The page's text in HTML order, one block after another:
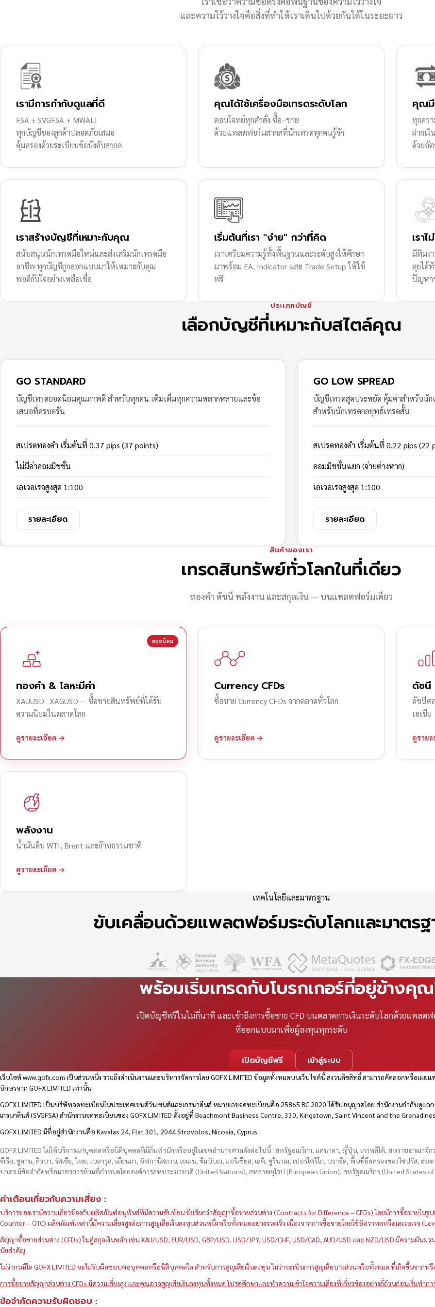
และความไว้วางใจคือสิ่งที่ทำให้เราเดินไปด้วยกันได้ในระยะยาว
เรามีการกำกับดูแลที่ดี
FSA + SVGFSA + MWALI
ทุกบัญชีของลูกค้าปลอดภัยเสมอ
คุ้มครองด้วยระเบียบข้อบังคับสากล
คุณได้ใช้เครื่องมือเทรดระดับโลก
ตอบโจทย์ทุกคำสั่ง ซื้อ–ขาย
ด้วยแพลตฟอร์มสากลที่นักเทรดทุกคนรู้จัก
คุณมี
ทุกควา
ฝากเงิ
ด้วยอั
เราสร้างบัญชีที่เหมาะกับคุณ
สนับสนุนนักเทรดมือใหม่และส่งเสริมนักเทรดมือ
อาชีพ ทุกบัญชีถูกออกแบบมาให้เหมาะกับคุณ
พอดีกับใจอย่างเหลือเชื่อ
เริ่มต้นที่เรา "ง่าย" กว่าที่คิด
เราเตรียมความรู้ทั้งพื้นฐานและระดับสูงให้ศึกษา
มาพร้อม EA, Indicator และ Trade Setup ให้ใช้
ฟรี
เรา
มีทีมง
คุยได้
ปัญหา
ประเภทบัญชี
เลือกบัญชีที่เหมาะกับสไตล์คุณ
GO STANDARD
บัญชีเทรดยอดนิยมคุณภาพดี สำหรับทุกคน เติมเต็มทุกความหลากหลายและข้อ
เสนอที่ครบครัน
สเปรดทองคำ เริ่มต้นที่ 0.37 pips (37 points)
ไม่มีค่าคอมมิชชั่น
เลเวอเรจสูงสุด 1:100
รายละเอียด
GO LOW SPREAD
บัญชีเทรดสุดประหยัด คุ้มค่าสำหรับนัก
สำหรับนักเทรดกลยุทธ์เทรดสั้น
สเปรดทองคำ เริ่มต้นที่ 0.22 pips (22
คอมมิชชั่นแยก (จ่ายต่างหาก)
เลเวอเรจสูงสุด 1:100
รายละเอียด
สินค้าของเรา
เทรดสินทรัพย์ทั่วโลกในที่เดียว
ทองคำ ดัชนี พลังงาน และสกุลเงิน — บนแพลตฟอร์มเดียว
ยอดนิยม
ทองคำ & โลหะมีค่า
XAUUSD · XAGUSD — ซื้อขายสินทรัพย์ที่ได้รับ
ความนิยมในตลาดโลก
ดูรายละเอียด →
Currency CFDs
ซื้อขาย Currency CFDs จากตลาดทั่วโลก
ดูรายละเอียด →
ดัชนี
ดัชนีต
เอเชีย
ดูราย
พลังงาน
น้ำมันดิบ WTI, Brent และก๊าซธรรมชาติ
ดูรายละเอียด →
เทคโนโลยีและมาตรฐาน
ขับเคลื่อนด้วยแพลตฟอร์มระดับโลกและมาตรฐ
พร้อมเริ่มเทรดกับโบรกเกอร์ที่อยู่ข้างคุ
เปิดบัญชีฟรีในไม่กี่นาที และเข้าถึงการซื้อขาย CFD บนตลาดการเงินระดับโลกด้วยแพลตฟ
ที่ออกแบบมาเพื่อผู้ลงทุนทุกระดับ
เปิดบัญชีฟรี เข้าสู่ระบบ
เว็บไซต์www.gofx.com เป็นส่วนหนึ่ง รวมถึงดำเนินงานและบริหารจัดการโดย GOFX LIMITED ข้อมูลทั้งหมดบนเว็บไซต์นี้ สงวนลิขสิทธิ์ สามารถคัดลอกหรือเผ
อักษรจาก GOFX LIMITED เท่านั้น
GOFX LIMITED เป็นบริษัทจดทะเบียนในประเทศเซนต์วินเซนต์และเกรนาดีนส์ หมายเลขจดทะเบียนคือ 25865 BC 2020 ได้รับอนุญาตโดย สำนักงานกำกับดูแล
เกรนาดีนส์ (SVGFSA) สำนักงานจดทะเบียนของ GOFX LIMITED ตั้งอยู่ที่ Beachmont Business Centre, 330, Kingstown, Saint Vincent and the Grenadines
GOFX LIMITED มีที่อยู่สำนักงานคือ Kavalas 24, Flat 301, 2044 Strovolos, Nicosia, Cyprus
GOFX LIMITED ไม่ให้บริการแก่บุคคลหรือนิติบุคคลที่มีถิ่นพำนักหรืออยู่ในเขตอำนาจศาลดังต่อไปนี้ : สหรัฐอเมริกา, แคนาดา, ญี่ปุ่น, เกาหลีใต้, สหราชอาณาจั
ซีเรีย, ซูดาน, คิวบา, รัสเซีย, ไทย, เบลารุส, เมียนมา, อัฟกานิสถาน, เยเมน, ซิมบับเว, มอริเชียส, เฮติ, ซูรินาเม, เปอร์โตริโก, บราซิล, พื้นที่ยึดครองของไซปรัส, ฮ่อ
บาตร มีข้อจำกัดหรือมาตรการห้ามที่กำหนดโดยองค์การสหประชาชาติ (United Nations), สหภาพยุโรป (European Union), สหรัฐอเมริกา (United States
คำเตือนเกี่ยวกับความเสี่ยง :
บริการของเรามีความเกี่ยวข้องกับผลิตภัณฑ์อนุพันธ์ที่มีความซับซ้อน ซึ่งเรียกว่าสัญญาซื้อขายส่วนต่าง (Contracts for Difference – CFDs) โดยมีการซื้อขายใ
Counter – OTC) ผลิตภัณฑ์เหล่านี้มีความเสี่ยงสูงต่อการสูญเสียเงินลงทุนส่วนหนึ่งหรือทั้งหมดอย่างรวดเร็ว เนื่องจากการซื้อขายโดยใช้อัตราทดหรือเลเวอเรจ
สัญญาซื้อขายส่วนต่าง (CFDs) ในคู่สกุลเงินหลัก เช่น XAU/USD, EUR/USD, GBP/USD, USD/JPY, USD/CHF, USD/CAD, AUD/USD และ NZD/USD มีความผัน
นัยสำคัญ
ไม่ว่ากรณีใด GOFX LIMITED จะไม่รับผิดชอบต่อบุคคลหรือนิติบุคคลใด สำหรับการสูญเสียเงินลงทุน ไม่ว่าจะเป็นการสูญเสียบางส่วนหรือทั้งหมด ที่เกิดขึ้นจากหรื
การซื้อขายสัญญาส่วนต่าง CFDs มีความเสี่ยงสูง และคุณอาจสูญเสียเงินลงทุนทั้งหมด โปรดศึกษาและทำความเข้าใจความเสี่ยงที่เกี่ยวข้องอย่างถี่ถ้วนก่อนเริ่มทำกา
ข้อจำกัดความรับผิดชอบ :